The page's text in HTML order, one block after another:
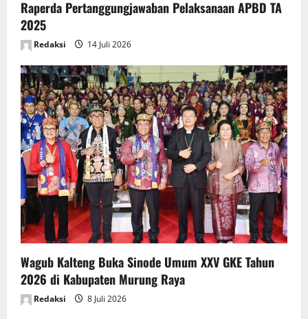
Raperda Pertanggungjawaban Pelaksanaan APBD TA
2025
Redaksi 14 Juli 2026
Wagub Kalteng Buka Sinode Umum XXV GKE Tahun
2026 di Kabupaten Murung Raya
Redaksi 8 Juli 2026